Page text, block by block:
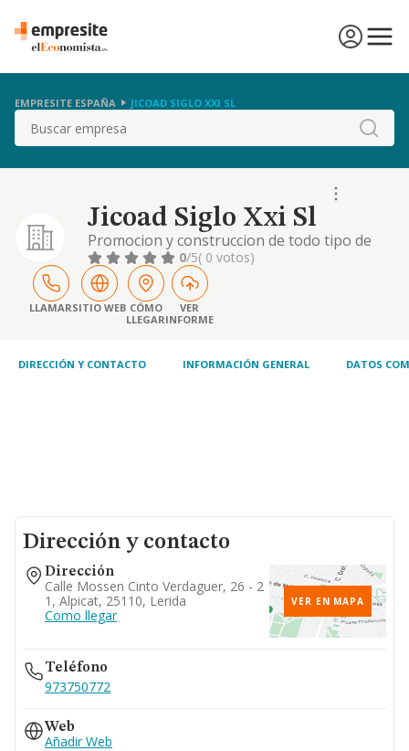
EMPRESITE ESPAÑA JICOAD SIGLO XXI SL
Buscar
Jicoad Siglo Xxi Sl
Promocion y construccion de todo tipo de
obras. compra y venta de inmuebles.
0/5( 0 votos)
LLAMARSITIO WEB CÓMO
LLEGAR
VER
INFORME
DIRECCIÓN Y CONTACTO INFORMACIÓN GENERAL DATOS
Dirección y contacto
Dirección
Calle Mossen Cinto Verdaguer, 26 - 2
1, Alpicat, 25110, Lerida
Como llegar
VER EN MAPA
Teléfono
973750772
Web
Añadir Web